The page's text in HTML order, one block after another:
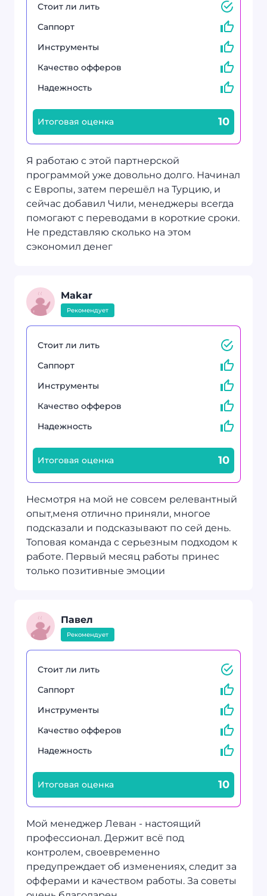
Стоит ли лить
Саппорт
Инструменты
Качество офферов
Надежность
Итоговая оценка 10
Я работаю с этой партнерской
программой уже довольно долго. Начинал
с Европы, затем перешёл на Турцию, и
сейчас добавил Чили, менеджеры всегда
помогают с переводами в короткие сроки.
Не представляю сколько на этом
сэкономил денег
Makar
Рекомендует
Стоит ли лить
Саппорт
Инструменты
Качество офферов
Надежность
Итоговая оценка 10
Несмотря на мой не совсем релевантный
опыт,меня отлично приняли, многое
подсказали и подсказывают по сей день.
Топовая команда с серьезным подходом к
работе. Первый месяц работы принес
только позитивные эмоции
Павел
Рекомендует
Стоит ли лить
Саппорт
Инструменты
Качество офферов
Надежность
Итоговая оценка 10
Мой менеджер Леван - настоящий
профессионал. Держит всё под
контролем, своевременно
предупреждает об изменениях, следит за
офферами и качеством работы. За советы